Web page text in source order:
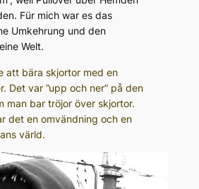
Für mich war es das
Umkehrung und den
Welt.
att bära skjortor med en
Det var ”upp och ner” på den
man bar tröjor över skjortor.
det en omvändning och en
värld.